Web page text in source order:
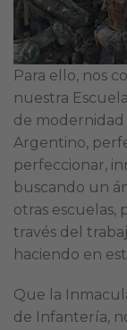
Para ello, nos
nuestra
de
Argentino,
perfeccionar,
buscando un
otras
través del
haciendo en
Que la
de Infantería,